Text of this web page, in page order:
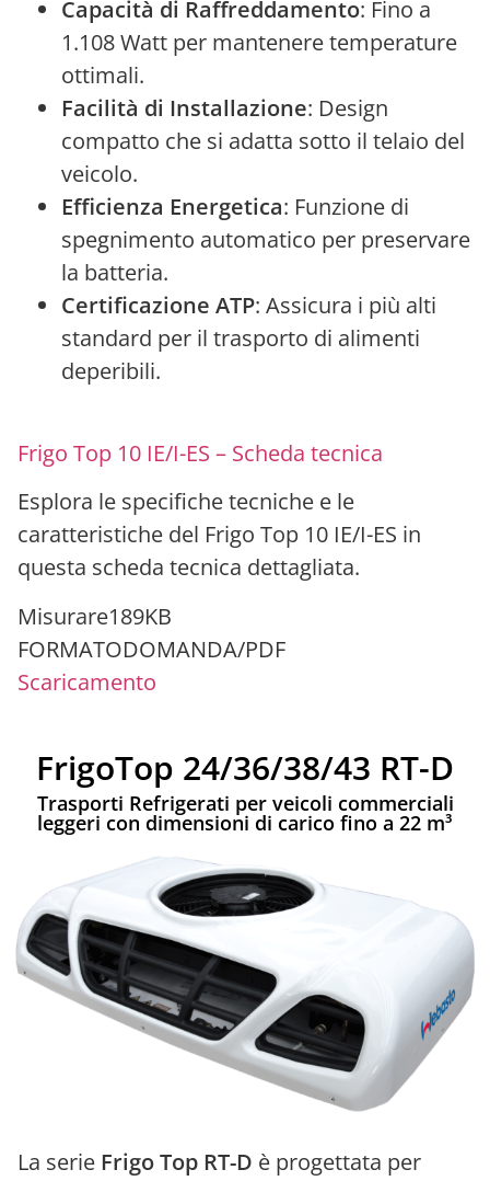
Capacità di Raffreddamento: Fino a
1.108 Watt per mantenere temperature
ottimali.
Facilità di Installazione: Design
compatto che si adatta sotto il telaio del
veicolo.
Efficienza Energetica: Funzione di
spegnimento automatico per preservare
la batteria.
Certificazione ATP: Assicura i più alti
standard per il trasporto di alimenti
deperibili.
Frigo Top 10 IE/I-ES – Scheda tecnica
Esplora le specifiche tecniche e le
caratteristiche del Frigo Top 10 IE/I-ES in
questa scheda tecnica dettagliata.
Misurare189KB
FORMATODOMANDA/PDF
Scaricamento
FrigoTop 24/36/38/43 RT-D
Trasporti Refrigerati per veicoli commerciali
leggeri con dimensioni di carico fino a 22 m³
La serie Frigo Top RT-D è progettata per